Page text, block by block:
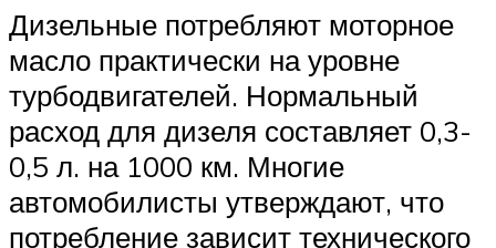
Дизельные потребляют моторное
масло практически на уровне
турбодвигателей. Нормальный
расход для дизеля составляет 0,3-
0,5 л. на 1000 км. Многие
автомобилисты утверждают, что
потребление зависит технического